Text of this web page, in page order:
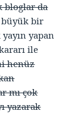
bloglar da
büyük bir
yapan
ile
henüz
mı çok
yazarak